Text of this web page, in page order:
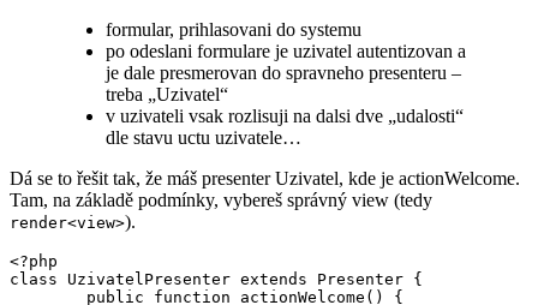
formular, prihlasovani do systemu
po odeslani formulare je uzivatel autentizovan a
je dale presmerovan do spravneho presenteru –
treba „Uzivatel“
v uzivateli vsak rozlisuji na dalsi dve „udalosti“
dle stavu uctu uzivatele…
Dá se to řešit tak, že máš presenter Uzivatel, kde je actionWelcome.
Tam, na základě podmínky, vybereš správný view (tedy
render<view>).
<?php
class UzivatelPresenter extends Presenter {